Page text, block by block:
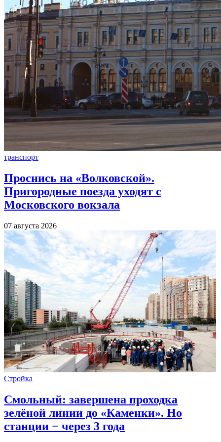
транспорт
Проснись на «Волковской».
Пригородные поезда уходят с
Московского вокзала
07 августа 2026
Стройка
Смольный: завершена проходка
зелёной линии до «Каменки». Но
станции − через 3 года